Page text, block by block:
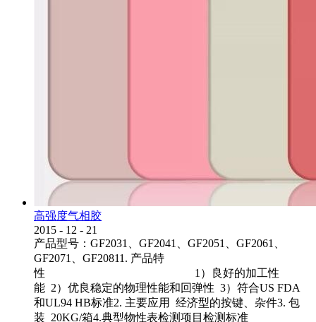
高强度气相胶
2015 - 12 - 21
产品型号：GF2031、GF2041、GF2051、GF2061、
GF2071、GF20811. 产品特
性 1）良好的加工性
能 2）优良稳定的物理性能和回弹性 3）符合US FDA
和UL94 HB标准2. 主要应用 经济型的按键、杂件3. 包
装 20KG/箱4.典型物性表检测项目检测标准